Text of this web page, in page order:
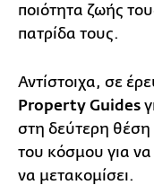
ποιότητα ζωής
πατρίδα τους.
Αντίστοιχα, σε
Property Guides
στη δεύτερη
του κόσμου για να
να μετακομίσει.